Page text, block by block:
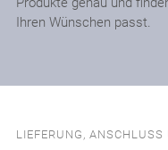
Ihren Wünschen passt.
LIEFERUNG,